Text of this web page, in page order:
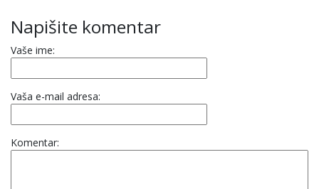
Napišite komentar
Vaše ime:
Vaša e-mail adresa:
Komentar: